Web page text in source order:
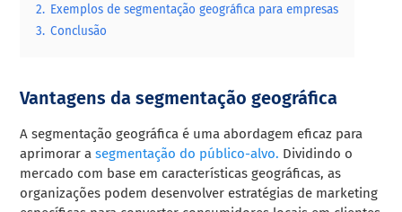
2. Exemplos de segmentação geográfica para empresas
3. Conclusão
Vantagens da segmentação geográfica
A segmentação geográfica é uma abordagem eficaz para
aprimorar asegmentação do público-alvo. Dividindo o
mercado com base em características geográficas, as
organizações podem desenvolver estratégias de marketing